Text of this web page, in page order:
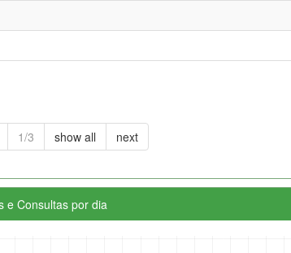
1/3 show all next
e Consultas por dia